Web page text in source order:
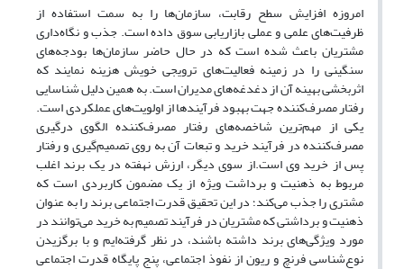
امروزه افزایش سطح رقابت، سازمان‌ها را به سمت استفاده از
ظرفیت‌های علمی و عملی بازاریابی سوق داده است. جذب و نگاه‌داری
مشتریان باعث شده است که در حال حاضر سازمان‌ها بودجه‌های
سنگینی را در زمینه فعالیت‌های ترویجی خویش هزینه نمایند که
اثربخشی بهینه آن از دغدغه‌های مدیران است. به همین دلیل شناسایی
رفتار مصرف‌کننده جهت بهبود فرآیندها از اولویت‌های عملکردی است.
یکی از مهم‌ترین شاخصه‌های رفتار مصرف‌کننده الگوی درگیری
مصرف‌کننده در فرآیند خرید و تبعات آن به روی تصمیم‌گیری و رفتار
پس از خرید وی است.از سوی دیگر، ارزش نهفته در یک برند اغلب
مربوط به ذهنیت و برداشت ویژه از یک مضمون کاربردی است که
مشتری را جذب می‌کند؛ در این تحقیق قدرت اجتماعی برند را به عنوان
ذهنیت و برداشتی که مشتریان در فرآیند تصمیم به خرید می‌توانند در
مورد ویژگی‌های برند داشته باشند، در نظر گرفته‌ایم و با برگزیدن
نوع‌شناسی فرنچ و ریون از نفوذ اجتماعی، پنج پایگاه قدرت اجتماعی